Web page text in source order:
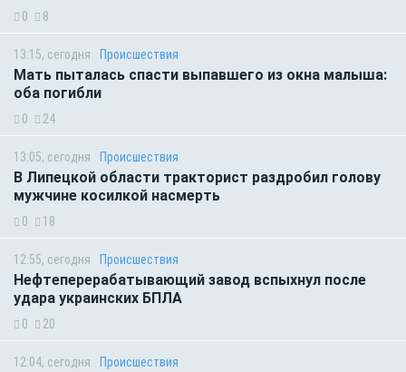
0 8
13:15, сегодня Происшествия
Мать пыталась спасти выпавшего из окна малыша:
оба погибли
0 24
13:05, сегодня Происшествия
В Липецкой области тракторист раздробил голову
мужчине косилкой насмерть
0 18
12:55, сегодня Происшествия
Нефтеперерабатывающий завод вспыхнул после
удара украинских БПЛА
0 20
12:04, сегодня Происшествия